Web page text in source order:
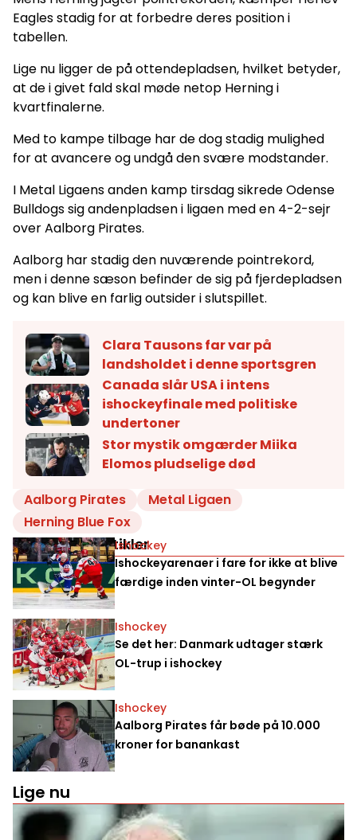
Eagles stadig for at forbedre deres position i
tabellen.
Lige nu ligger de på ottendepladsen, hvilket betyder,
at de i givet fald skal møde netop Herning i
kvartfinalerne.
Med to kampe tilbage har de dog stadig mulighed
for at avancere og undgå den svære modstander.
I Metal Ligaens anden kamp tirsdag sikrede Odense
Bulldogs sig andenpladsen i ligaen med en 4-2-sejr
over Aalborg Pirates.
Aalborg har stadig den nuværende pointrekord,
men i denne sæson befinder de sig på fjerdepladsen
og kan blive en farlig outsider i slutspillet.
Clara Tausons far var på
landsholdet i denne sportsgren
Canada slår USA i intens
ishockeyfinale med politiske
undertoner
Stor mystik omgærder Miika
Elomos pludselige død
Aalborg Pirates
Metal Ligaen
Herning Blue Fox
Relaterede artikler
Ishockey
Ishockeyarenaer i fare for ikke at blive
færdige inden vinter-OL begynder
Ishockey
Se det her: Danmark udtager stærk
OL-trup i ishockey
Ishockey
Aalborg Pirates får bøde på 10.000
kroner for banankast
Lige nu